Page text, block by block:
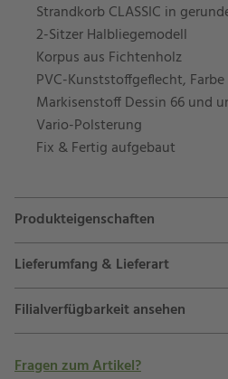
Strandkorb CLASSIC in
2-Sitzer Halbliegemodell
Korpus aus Fichtenholz
PVC-Kunststoffgeflecht,
Markisenstoff Dessin 66 und
Vario-Polsterung
Fix & Fertig aufgebaut
Produkteigenschaften
Lieferumfang & Lieferart
Filialverfügbarkeit ansehen
Fragen zum Artikel?